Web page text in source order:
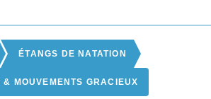
ÉTANGS DE NATATION
MOUVEMENTS GRACIEUX